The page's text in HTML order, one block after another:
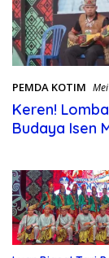
PEMDA KOTIM
Keren!
Budaya Isen